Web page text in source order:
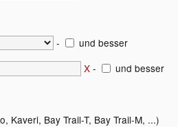
-
und besser
X -
und besser
Kaveri, Bay Trail-T, Bay Trail-M, ...)